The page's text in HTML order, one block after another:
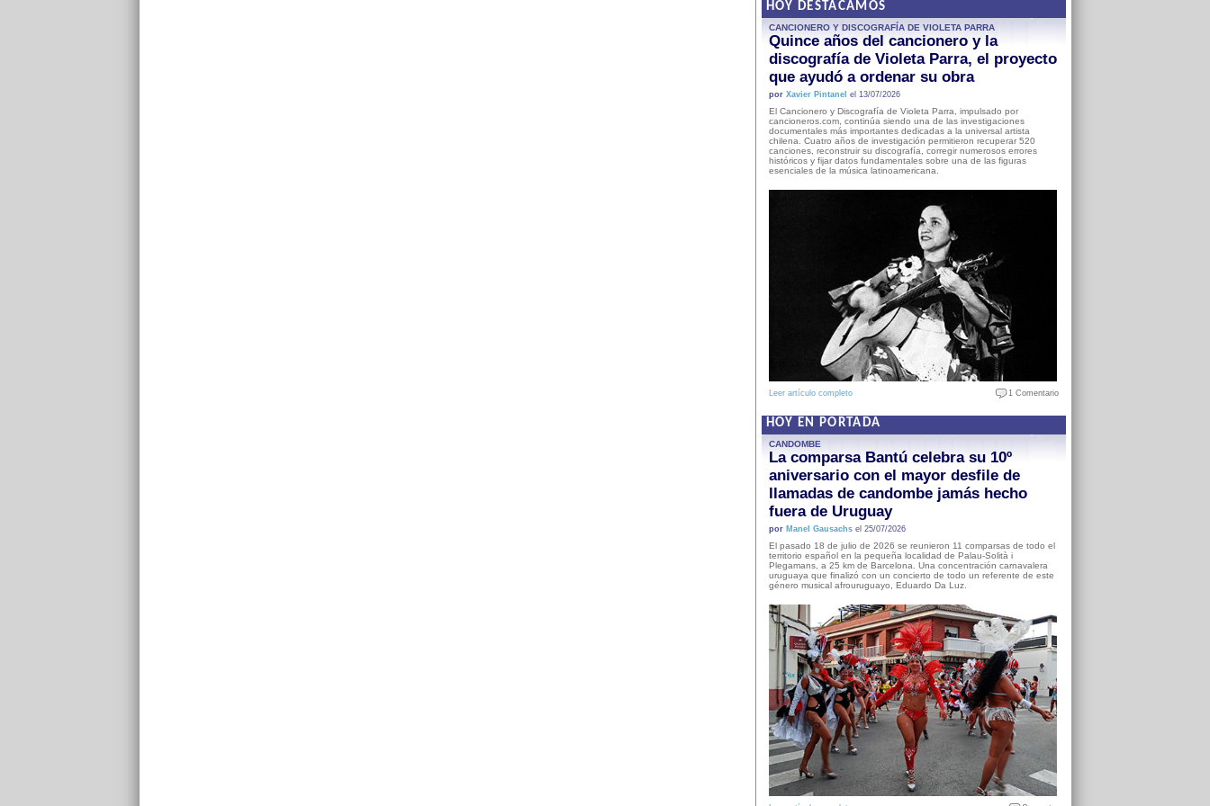
HOY DESTACAMOS
CANCIONERO Y DISCOGRAFÍA DE VIOLETA PARRA
Quince años del cancionero y la
discografía de Violeta Parra, el proyecto
que ayudó a ordenar su obra
por Xavier Pintanel el 13/07/2026
El Cancionero y Discografía de Violeta Parra, impulsado por
cancioneros.com, continúa siendo una de las investigaciones
documentales más importantes dedicadas a la universal artista
chilena. Cuatro años de investigación permitieron recuperar 520
canciones, reconstruir su discografía, corregir numerosos errores
históricos y fijar datos fundamentales sobre una de las figuras
esenciales de la música latinoamericana.
Leer artículo completo 1 Comentario
HOY EN PORTADA
CANDOMBE
La comparsa Bantú celebra su 10º
aniversario con el mayor desfile de
llamadas de candombe jamás hecho
fuera de Uruguay
por Manel Gausachsel 25/07/2026
El pasado 18 de julio de 2026 se reunieron 11 comparsas de todo el
territorio español en la pequeña localidad de Palau-Solità i
Plegamans, a 25 km de Barcelona. Una concentración carnavalera
uruguaya que finalizó con un concierto de todo un referente de este
género musical afrouruguayo, Eduardo Da Luz.